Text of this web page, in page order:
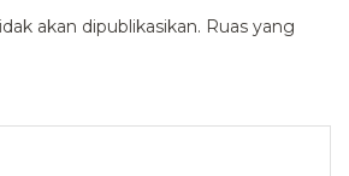
akan dipublikasikan. Ruas yang